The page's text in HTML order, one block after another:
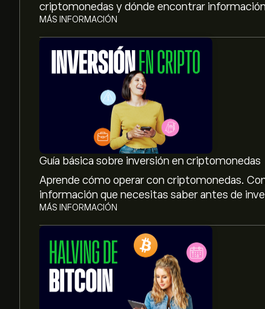
criptomonedas y dónde encontrar
MÁS INFORMACIÓN
Guía básica sobre inversión en criptomonedas
Aprende cómo operar con criptomonedas.
información que necesitas saber antes de
MÁS INFORMACIÓN
El precio actual de ZECAUD es de 701.5943‎A$‎